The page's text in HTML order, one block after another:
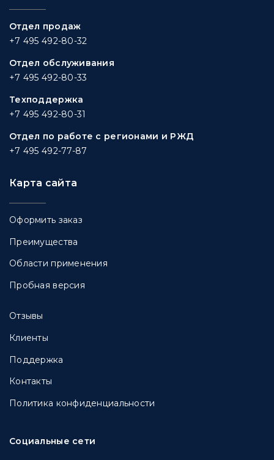
Отдел продаж
+7 495 492-80-32
Отдел обслуживания
+7 495 492-80-33
Техподдержка
+7 495 492-80-31
Отдел по работе с регионами и РЖД
+7 495 492-77-87
Карта сайта
Оформить заказ
Преимущества
Области применения
Пробная версия
Отзывы
Клиенты
Поддержка
Контакты
Политика конфиденциальности
Социальные сети